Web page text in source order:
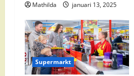
Mathilda januari 13, 2025
Supermarkt